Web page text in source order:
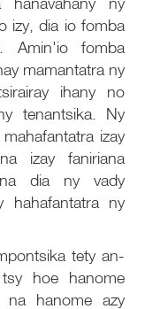
izy, dia io fomba
Amin'io fomba
mamantatra ny
ihany no
tenantsika. Ny
izay
izay faniriana
dia ny vady
hahafantatra ny
tety an-
hoe hanome
na hanome azy